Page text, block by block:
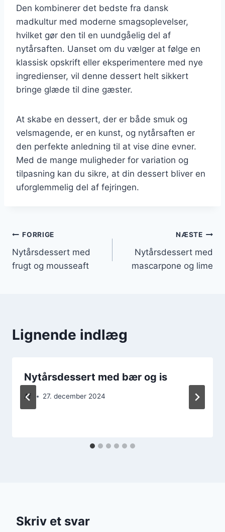
Den kombinerer det bedste fra dansk
madkultur med moderne smagsoplevelser,
hvilket gør den til en uundgåelig del af
nytårsaften. Uanset om du vælger at følge en
klassisk opskrift eller eksperimentere med nye
ingredienser, vil denne dessert helt sikkert
bringe glæde til dine gæster.
At skabe en dessert, der er både smuk og
velsmagende, er en kunst, og nytårsaften er
den perfekte anledning til at vise dine evner.
Med de mange muligheder for variation og
tilpasning kan du sikre, at din dessert bliver en
uforglemmelig del af fejringen.
Indlægsnavigation
FORRIGE
Nytårsdessert med
frugt og mousseaft
NÆSTE
Nytårsdessert med
mascarpone og lime
Lignende indlæg
Nytårsdessert med bær og is
Af 27. december 2024
Skriv et svar